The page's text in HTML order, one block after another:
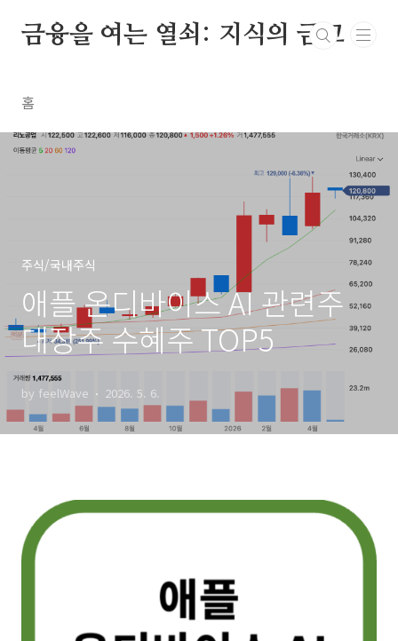
금융을 여는 열쇠: 지식의 금고
홈
주식/국내주식
애플 온디바이스 AI 관련주
대장주 수혜주 TOP5
by feelWave 2026. 5. 6.